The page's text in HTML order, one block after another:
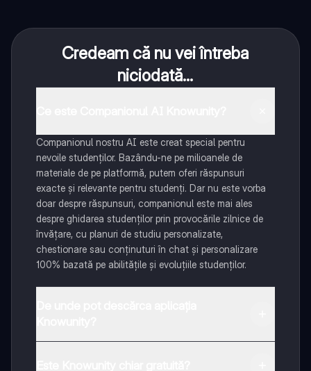
Credeam că nu vei întreba
niciodată...
Companionul nostru AI este creat special pentru
nevoile studenților. Bazându-ne pe milioanele de
materiale de pe platformă, putem oferi răspunsuri
exacte și relevante pentru studenți. Dar nu este vorba
doar despre răspunsuri, companionul este mai ales
despre ghidarea studenților prin provocările zilnice de
învățare, cu planuri de studiu personalizate,
chestionare sau conținuturi în chat și personalizare
100% bazată pe abilitățile și evoluțiile studenților.